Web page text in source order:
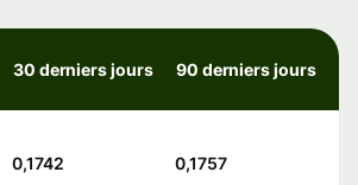
30 derniers jours 90 derniers jours
0,1742 0,1757